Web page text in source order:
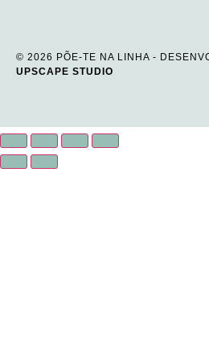
© 2026 PÕE-TE NA LINHA -
UPSCAPE STUDIO